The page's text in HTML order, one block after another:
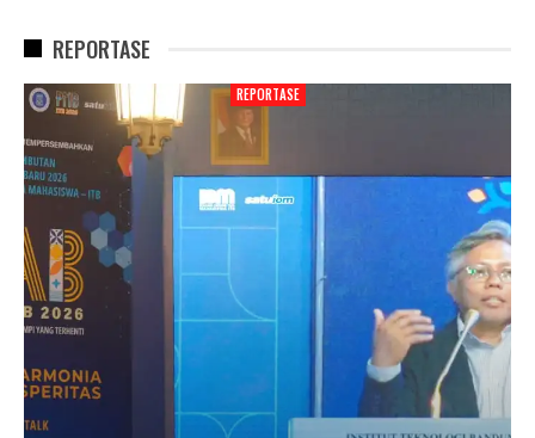
REPORTASE
REPORTASE